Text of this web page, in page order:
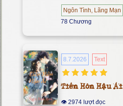
Ngôn Tình, Lãng Mạn
78 Chương
8.7.2026 Text
Tiền Hôn Hậu Ái
👁 2974 lượt đọc